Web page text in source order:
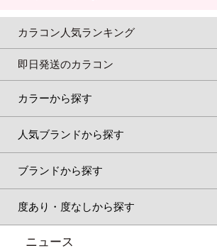
カラコン人気ランキング
即日発送のカラコン
カラーから探す
人気ブランドから探す
ブランドから探す
度あり・度なしから探す
ニュース